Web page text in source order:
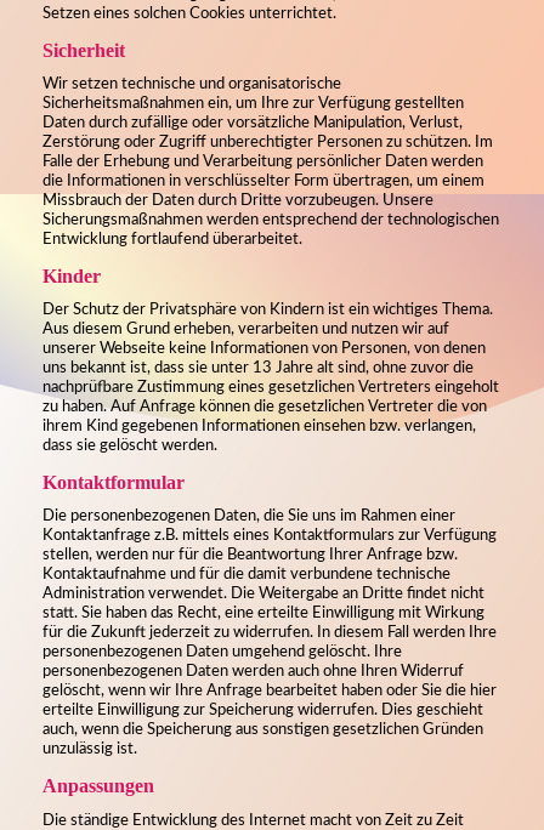
Setzen eines solchen Cookies unterrichtet.
Sicherheit
Wir setzen technische und organisatorische
Sicherheitsmaßnahmen ein, um Ihre zur Verfügung gestellten
Daten durch zufällige oder vorsätzliche Manipulation, Verlust,
Zerstörung oder Zugriff unberechtigter Personen zu schützen. Im
Falle der Erhebung und Verarbeitung persönlicher Daten werden
die Informationen in verschlüsselter Form übertragen, um einem
Missbrauch der Daten durch Dritte vorzubeugen. Unsere
Sicherungsmaßnahmen werden entsprechend der technologischen
Entwicklung fortlaufend überarbeitet.
Kinder
Der Schutz der Privatsphäre von Kindern ist ein wichtiges Thema.
Aus diesem Grund erheben, verarbeiten und nutzen wir auf
unserer Webseite keine Informationen von Personen, von denen
uns bekannt ist, dass sie unter 13 Jahre alt sind, ohne zuvor die
nachprüfbare Zustimmung eines gesetzlichen Vertreters eingeholt
zu haben. Auf Anfrage können die gesetzlichen Vertreter die von
ihrem Kind gegebenen Informationen einsehen bzw. verlangen,
dass sie gelöscht werden.
Kontaktformular
Die personenbezogenen Daten, die Sie uns im Rahmen einer
Kontaktanfrage z.B. mittels eines Kontaktformulars zur Verfügung
stellen, werden nur für die Beantwortung Ihrer Anfrage bzw.
Kontaktaufnahme und für die damit verbundene technische
Administration verwendet. Die Weitergabe an Dritte findet nicht
statt. Sie haben das Recht, eine erteilte Einwilligung mit Wirkung
für die Zukunft jederzeit zu widerrufen. In diesem Fall werden Ihre
personenbezogenen Daten umgehend gelöscht. Ihre
personenbezogenen Daten werden auch ohne Ihren Widerruf
gelöscht, wenn wir Ihre Anfrage bearbeitet haben oder Sie die hier
erteilte Einwilligung zur Speicherung widerrufen. Dies geschieht
auch, wenn die Speicherung aus sonstigen gesetzlichen Gründen
unzulässig ist.
Anpassungen
Die ständige Entwicklung des Internet macht von Zeit zu Zeit